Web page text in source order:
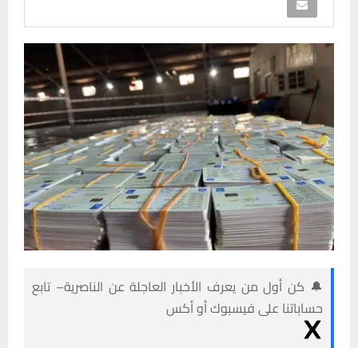
🔔 كن أول من يعرف الأخبار العاجلة عن الناصرية– تابع
حساباتنا على فيسبوك أو أكس